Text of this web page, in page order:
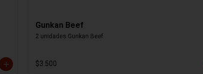
Gunkan Beef
2 unidades Gunkan Beef
$3.500